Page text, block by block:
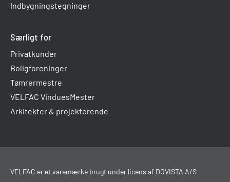
Indbygningstegninger
Særligt for
Privatkunder
Boligforeninger
Tømrermestre
VELFAC VinduesMester
Arkitekter & projekterende
VELFAC er et varemærke brugt under licens af DOVISTA A/S